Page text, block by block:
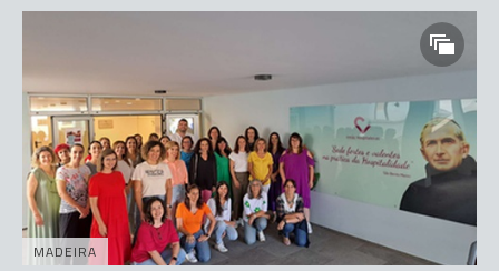
MADEIRA